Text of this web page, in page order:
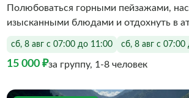
Полюбоваться горными пейзажами,
изысканными блюдами и отдохнуть в
сб, 8 авг с 07:00 до 11:00 сб, 8 авг с
15 000 ₽за группу, 1-8 человек